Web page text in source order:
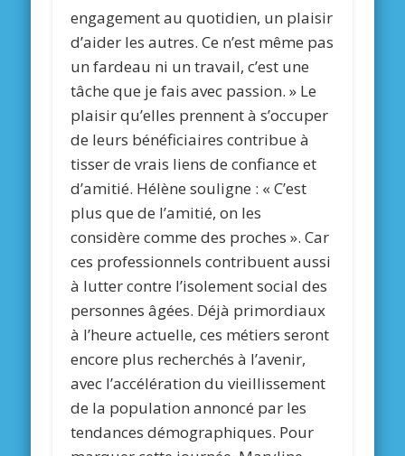
engagement au quotidien, un plaisir
d’aider les autres. Ce n’est même pas
un fardeau ni un travail, c’est une
tâche que je fais avec passion. » Le
plaisir qu’elles prennent à s’occuper
de leurs bénéficiaires contribue à
tisser de vrais liens de confiance et
d’amitié. Hélène souligne : « C’est
plus que de l’amitié, on les
considère comme des proches ». Car
ces professionnels contribuent aussi
à lutter contre l’isolement social des
personnes âgées. Déjà primordiaux
à l’heure actuelle, ces métiers seront
encore plus recherchés à l’avenir,
avec l’accélération du vieillissement
de la population annoncé par les
tendances démographiques. Pour